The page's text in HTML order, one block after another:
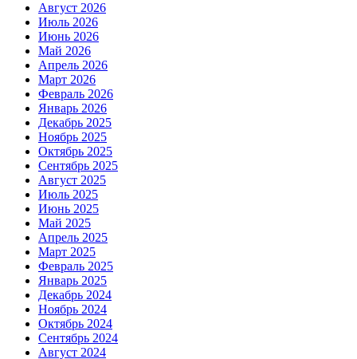
Август 2026
Июль 2026
Июнь 2026
Май 2026
Апрель 2026
Март 2026
Февраль 2026
Январь 2026
Декабрь 2025
Ноябрь 2025
Октябрь 2025
Сентябрь 2025
Август 2025
Июль 2025
Июнь 2025
Май 2025
Апрель 2025
Март 2025
Февраль 2025
Январь 2025
Декабрь 2024
Ноябрь 2024
Октябрь 2024
Сентябрь 2024
Август 2024